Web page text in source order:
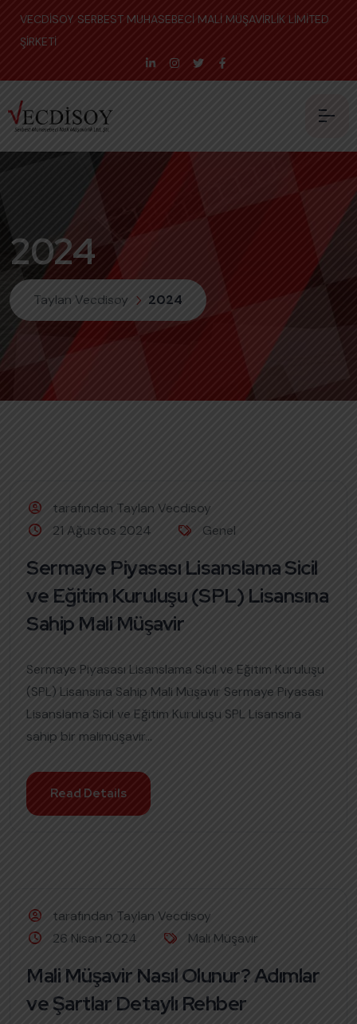
VECDİSOY SERBEST MUHASEBECİ MALİ MÜŞAVİRLİK LİMİTED
ŞİRKETİ
2024
Taylan Vecdisoy 2024
tarafından Taylan Vecdisoy
21 Ağustos 2024
Genel
Sermaye Piyasası Lisanslama Sicil
ve Eğitim Kuruluşu (SPL) Lisansına
Sahip Mali Müşavir
Sermaye Piyasası Lisanslama Sicil ve Eğitim Kuruluşu
(SPL) Lisansına Sahip Mali Müşavir Sermaye Piyasası
Lisanslama Sicil ve Eğitim Kuruluşu SPL Lisansına
sahip bir malimüşavir...
Read Details
tarafından Taylan Vecdisoy
26 Nisan 2024
Mali Müşavir
Mali Müşavir Nasıl Olunur? Adımlar
ve Şartlar Detaylı Rehber